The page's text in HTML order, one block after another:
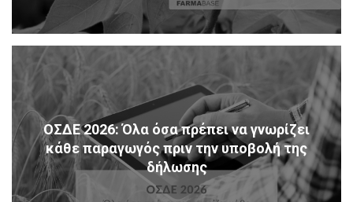
ΟΣΔΕ 2026: Όλα όσα πρέπει να γνωρίζει
κάθε παραγωγός πριν την υποβολή της
δήλωσης